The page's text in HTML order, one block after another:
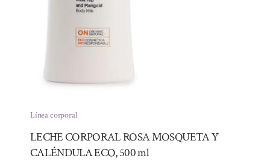
Línea corporal
LECHE CORPORAL ROSA MOSQUETA Y
CALÉNDULA ECO, 500 ml